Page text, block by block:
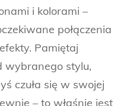
i kolorami –
połączenia
Pamiętaj
wybranego stylu,
czuła się w swojej
– to właśnie jest